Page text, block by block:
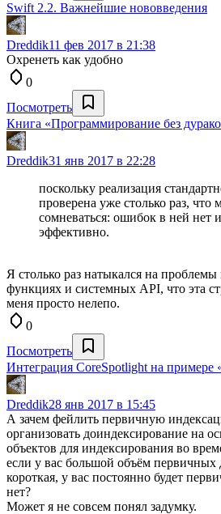
Swift 2.2. Важнейшие нововведения
Dreddik11 фев 2017 в 21:38
Охренеть как удобно
0
Посмотреть
Книга «Программирование без
Dreddik31 янв 2017 в 22:28
поскольку реализация
проверена уже столько раз, что
сомневаться: ошибок в ней нет
эффективно.
Я столько раз натыкался на
функциях и системных API, что эта
меня просто нелепо.
0
Посмотреть
Интеграция CoreSpotlight на примере
Dreddik28 янв 2017 в 15:45
А зачем фейлить первичную
организовать доиндексирование на
объектов для индексирования во
если у вас большой объём первичных
короткая, у вас постоянно будет
нет?
Может я не совсем понял задумку.